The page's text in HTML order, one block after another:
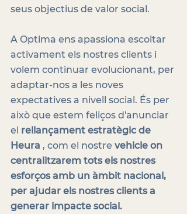
seus objectius de valor social.
A Optima ens apassiona escoltar
activament els nostres clients i
volem continuar evolucionant, per
adaptar-nos a les noves
expectatives a nivell social. És per
això que estem feliços d'anunciar
el rellançament estratègic de
Heura , com el nostre vehicle on
centralitzarem tots els nostres
esforços amb un àmbit nacional,
per ajudar els nostres clients a
generar impacte social.